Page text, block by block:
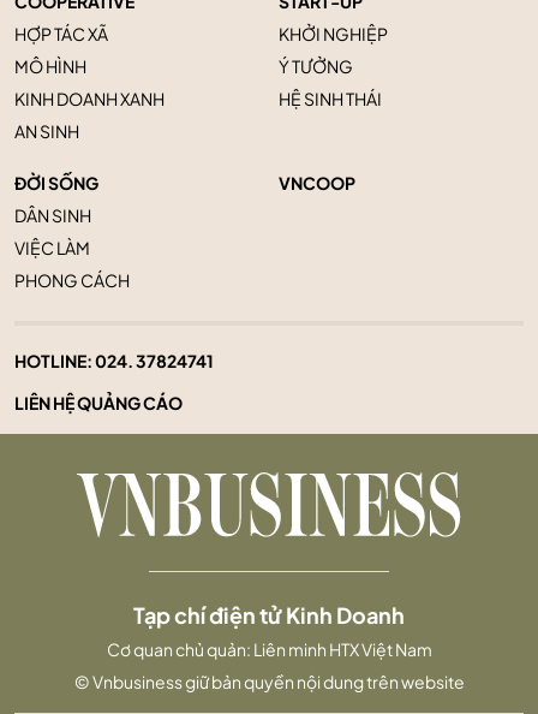
HỢP TÁC XÃ
MÔ HÌNH
KINH DOANH XANH
AN SINH
KHỞI NGHIỆP
Ý TƯỞNG
HỆ SINH THÁI
ĐỜI SỐNG
DÂN SINH
VIỆC LÀM
PHONG CÁCH
VNCOOP
HOTLINE:024. 37824741
LIÊN HỆ QUẢNG CÁO
Tạp chí điện tử Kinh Doanh
Cơ quan chủ quản: Liên minh HTX Việt Nam
© Vnbusiness giữ bản quyền nội dung trên website